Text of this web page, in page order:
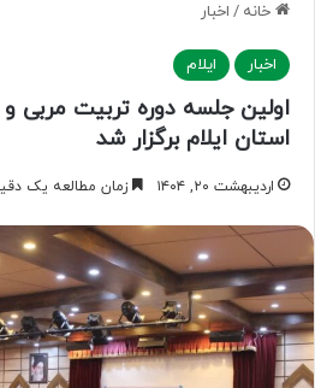
خانه / اخبار
اخبار ایلام
اولین جلسه دوره تربیت مربی
استان ایلام برگزار شد
اردیبهشت ۲۰, ۱۴۰۴ زمان مطالعه یک